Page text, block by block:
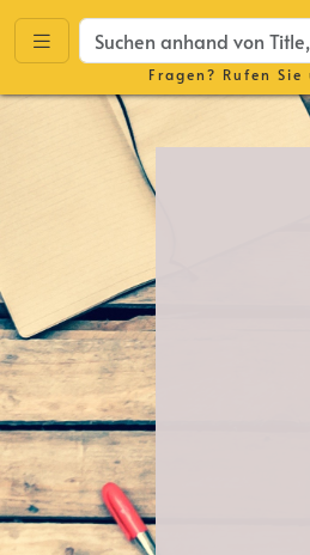
Fragen? Rufen Sie